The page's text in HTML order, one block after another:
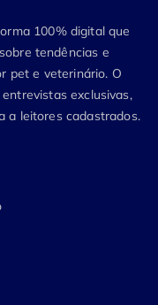
100% digital que
tendências e
pet e veterinário. O
exclusivas,
a leitores cadastrados.